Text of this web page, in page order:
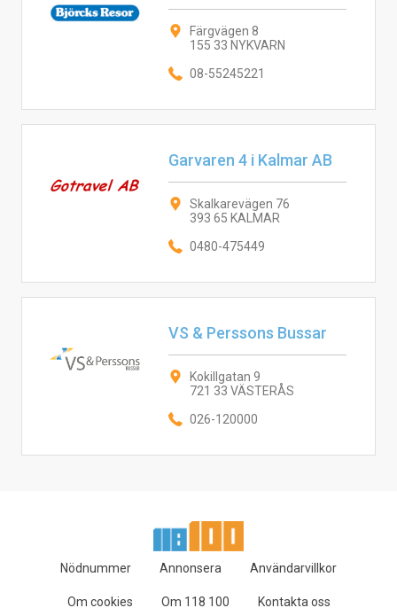
Färgvägen 8
155 33 NYKVARN
08-55245221
Garvaren 4 i Kalmar AB
Skalkarevägen 76
393 65 KALMAR
0480-475449
VS & Perssons Bussar
Kokillgatan 9
721 33 VÄSTERÅS
026-120000
Nödnummer Annonsera Användarvillkor
Om cookies Om 118 100 Kontakta oss